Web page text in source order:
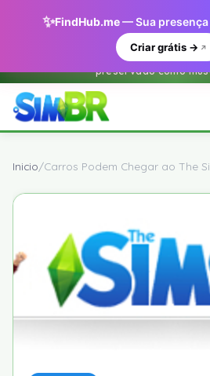
Este e um arquivo historico do O
preservado como
Inicio/Carros Podem Chegar ao The
✨FindHub.me— Sua presença
Criar grátis →